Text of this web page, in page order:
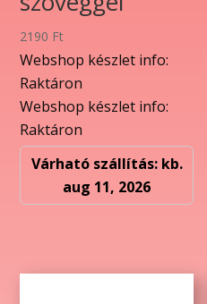
2190 Ft
Webshop készlet info:
Raktáron
Webshop készlet info:
Raktáron
Várható szállítás: kb.
aug 11, 2026